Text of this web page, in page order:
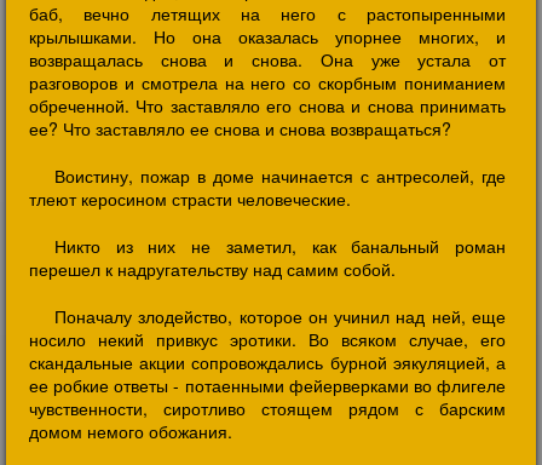
баб, вечно летящих на него с растопыренными
крылышками. Но она оказалась упорнее многих, и
возвращалась снова и снова. Она уже устала от
разговоров и смотрела на него со скорбным пониманием
обреченной. Что заставляло его снова и снова принимать
ее? Что заставляло ее снова и снова возвращаться?
Воистину, пожар в доме начинается с антресолей, где
тлеют керосином страсти человеческие.
Никто из них не заметил, как банальный роман
перешел к надругательству над самим собой.
Поначалу злодейство, которое он учинил над ней, еще
носило некий привкус эротики. Во всяком случае, его
скандальные акции сопровождались бурной эякуляцией, а
ее робкие ответы - потаенными фейерверками во флигеле
чувственности, сиротливо стоящем рядом с барским
домом немого обожания.